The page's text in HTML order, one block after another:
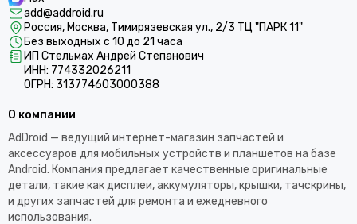
add@addroid.ru
Россия, Москва, Тимирязевская ул., 2/3 ТЦ "ПАРК 11"
Без выходных с 10 до 21 часа
ИП Стельмах Андрей Степанович
ИНН: 774332026211
ОГРН: 313774603000388
О компании
AdDroid — ведущий интернет-магазин запчастей и
аксессуаров для мобильных устройств и планшетов на базе
Android. Компания предлагает качественные оригинальные
детали, такие как дисплеи, аккумуляторы, крышки, тачскрины,
и других запчастей для ремонта и ежедневного
использования.​